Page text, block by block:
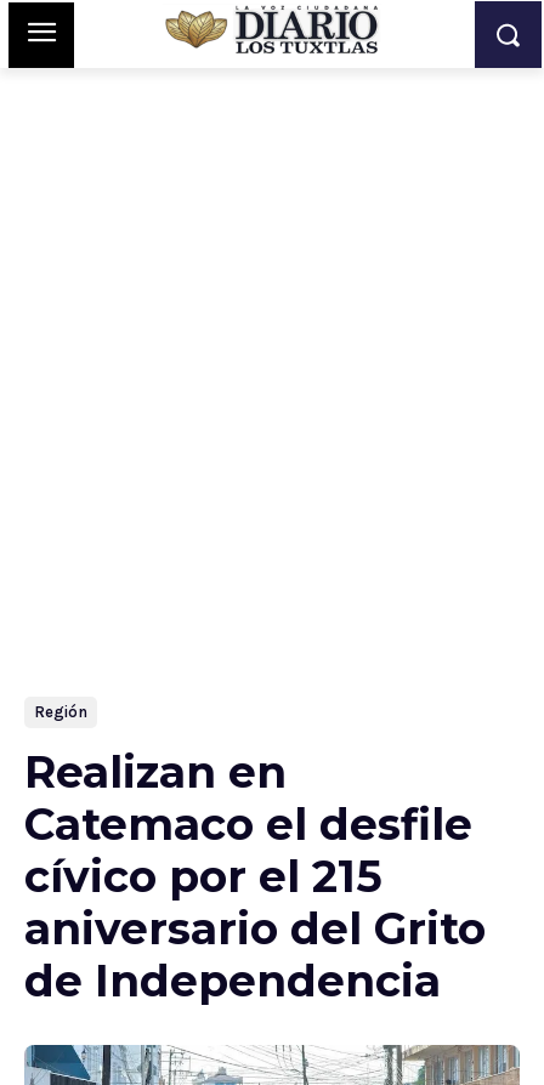
Región
Realizan en
Catemaco el desfile
cívico por el 215
aniversario del Grito
de Independencia